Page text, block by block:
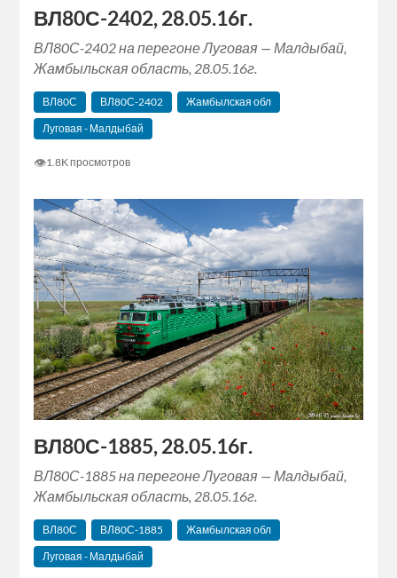
ВЛ80С-2402, 28.05.16г.
ВЛ80С-2402 на перегоне Луговая — Малдыбай,
Жамбыльская область, 28.05.16г.
ВЛ80С ВЛ80С-2402
Жамбылская обл
Луговая - Малдыбай
👁1.8K просмотров
ВЛ80С-1885, 28.05.16г.
ВЛ80С-1885 на перегоне Луговая — Малдыбай,
Жамбыльская область, 28.05.16г.
ВЛ80С ВЛ80С-1885
Жамбылская обл
Луговая - Малдыбай